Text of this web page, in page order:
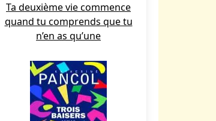
Ta deuxième vie commence
quand tu comprends que tu
n’en as qu’une